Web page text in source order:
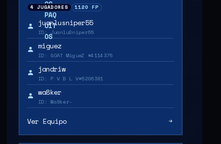
4 JUGADORES 1120 FP
juanlusniper55
ID: JuanluSniper55
miguez
ID: GOAT MigueZ #4114375
jandriw
ID: P V B L V#5206381
wa8ker
ID: Wa8ker-
Ver Equipo